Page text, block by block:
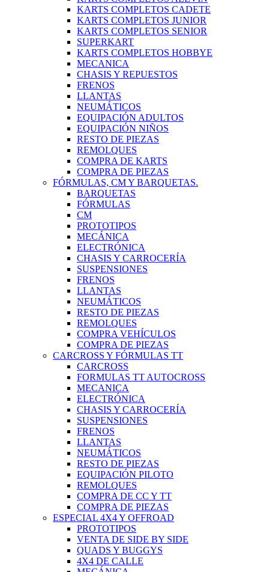
KARTS COMPLETOS CADETE
KARTS COMPLETOS JUNIOR
KARTS COMPLETOS SENIOR
SUPERKART
KARTS COMPLETOS HOBBYE
MECANICA
CHASIS Y REPUESTOS
FRENOS
LLANTAS
NEUMÁTICOS
EQUIPACIÓN ADULTOS
EQUIPACIÓN NIÑOS
RESTO DE PIEZAS
REMOLQUES
COMPRA DE KARTS
COMPRA DE PIEZAS
FÓRMULAS, CM Y BARQUETAS.
BARQUETAS
FÓRMULAS
CM
PROTOTIPOS
MECÁNICA
ELECTRÓNICA
CHASIS Y CARROCERÍA
SUSPENSIONES
FRENOS
LLANTAS
NEUMÁTICOS
RESTO DE PIEZAS
REMOLQUES
COMPRA VEHÍCULOS
COMPRA DE PIEZAS
CARCROSS Y FÓRMULAS TT
CARCROSS
FORMULAS TT AUTOCROSS
MECANICA
ELECTRÓNICA
CHASIS Y CARROCERÍA
SUSPENSIONES
FRENOS
LLANTAS
NEUMÁTICOS
RESTO DE PIEZAS
EQUIPACIÓN PILOTO
REMOLQUES
COMPRA DE CC Y TT
COMPRA DE PIEZAS
ESPECIAL 4X4 Y OFFROAD
PROTOTIPOS
VENTA DE SIDE BY SIDE
QUADS Y BUGGYS
4X4 DE CALLE